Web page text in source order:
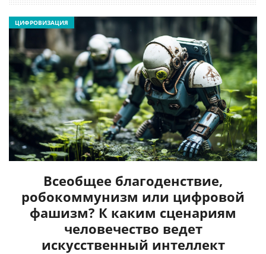
Всеобщее благоденствие,
робокоммунизм или цифровой
фашизм? К каким сценариям
человечество ведет
искусственный интеллект
ЦИФРОВИЗАЦИЯ